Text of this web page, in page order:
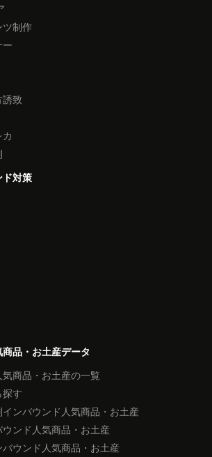
制作
致
対策
品・お土産データ
商品・お土産の一覧
す
ンバウンド人気商品・お土産
ンド人気商品・お土産
バウンド人気商品・お土産